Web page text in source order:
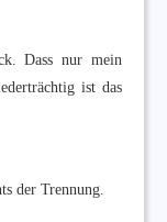
Dass nur mein
ist das
der Trennung.